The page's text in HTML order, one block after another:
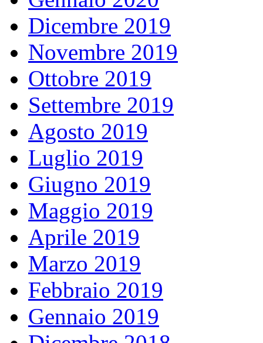
Dicembre 2019
Novembre 2019
Ottobre 2019
Settembre 2019
Agosto 2019
Luglio 2019
Giugno 2019
Maggio 2019
Aprile 2019
Marzo 2019
Febbraio 2019
Gennaio 2019